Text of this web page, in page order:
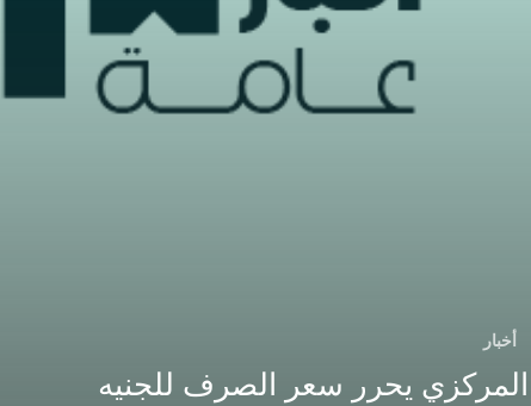
أخبار
المركزي يحرر سعر الصرف للجنيه